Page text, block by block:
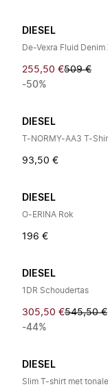
DIESEL
255,50 €509 €
-50%
DIESEL
T-NORMY-AA3 T-
93,50 €
DIESEL
O-ERINA Rok
196 €
DIESEL
1DR Schoudertas
305,50 €545,50 €
-44%
DIESEL